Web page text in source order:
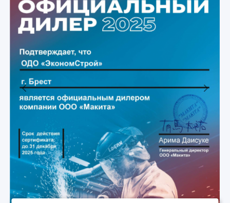
Previous Next